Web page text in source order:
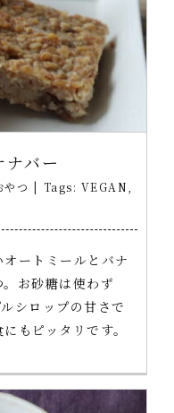
バー
やつ | Tags: VEGAN
ートミールとバナ
お砂糖は使わず
シロップの甘さで
もピッタリです。